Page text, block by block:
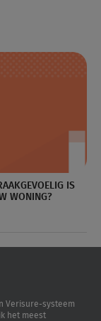
IS
WONING?
Verisure-systeem
het meest